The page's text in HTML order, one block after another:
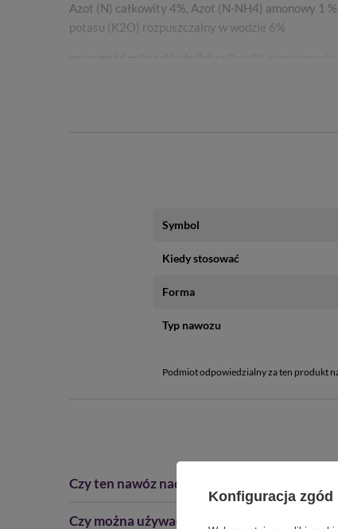
Azot (N) całkowity 4%, Azot (N-NH4) amonowy 1
potasu (K2O) rozpuszczalny w wodzie 6%
Symbol
Kiedy stosować
Forma
Typ nawozu
Podmiot odpowiedzialny za ten produkt
Czy ten nawóz nadaje się także do paproci i
Czy można używać ten nawóz co tydzień,
Konfiguracja zgód